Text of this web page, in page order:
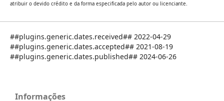
atribuir o devido crédito e da forma especificada pelo autor ou licenciante.
##plugins.generic.dates.received## 2022-04-29
##plugins.generic.dates.accepted## 2021-08-19
##plugins.generic.dates.published## 2024-06-26
Informações